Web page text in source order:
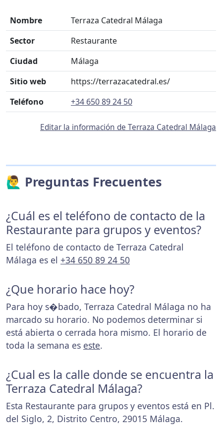
Nombre
Terraza Catedral Málaga
Sector
Restaurante
Ciudad
Málaga
Sitio web
https://terrazacatedral.es/
Teléfono
+34 650 89 24 50
Editar la información de Terraza Catedral Málaga
🙋‍♂️ Preguntas Frecuentes
¿Cuál es el teléfono de contacto de la
Restaurante para grupos y eventos?
El teléfono de contacto de Terraza Catedral
Málaga es el +34 650 89 24 50
¿Que horario hace hoy?
Para hoy s�bado, Terraza Catedral Málaga no ha
marcado su horario. No podemos determinar si
está abierta o cerrada hora mismo. El horario de
toda la semana es este.
¿Cual es la calle donde se encuentra la
Terraza Catedral Málaga?
Esta Restaurante para grupos y eventos está en Pl.
del Siglo, 2, Distrito Centro, 29015 Málaga.